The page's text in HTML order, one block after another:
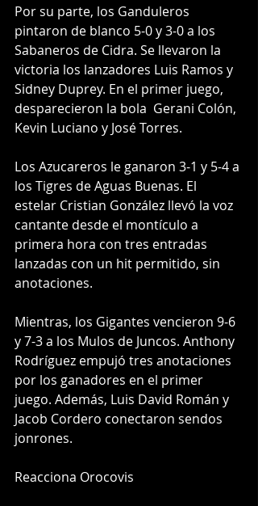
Por su parte, los Ganduleros
pintaron de blanco 5-0 y 3-0 a los
Sabaneros de Cidra. Se llevaron la
victoria los lanzadores Luis Ramos y
Sidney Duprey. En el primer juego,
desparecieron la bola  Gerani Colón,
Kevin Luciano y José Torres.
Los Azucareros le ganaron 3-1 y 5-4 a
los Tigres de Aguas Buenas. El
estelar Cristian González llevó la voz
cantante desde el montículo a
primera hora con tres entradas
lanzadas con un hit permitido, sin
anotaciones.
Mientras, los Gigantes vencieron 9-6
y 7-3 a los Mulos de Juncos. Anthony
Rodríguez empujó tres anotaciones
por los ganadores en el primer
juego. Además, Luis David Román y
Jacob Cordero conectaron sendos
jonrones.
Reacciona Orocovis